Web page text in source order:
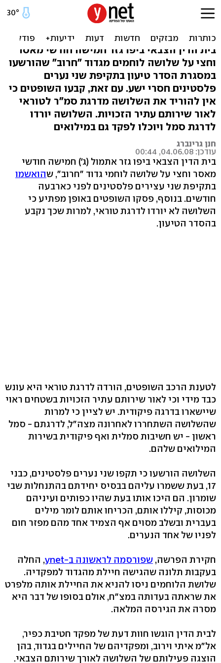
שופט: חיילים שהתעללו לא
יורדו לדרגת טוראי
בית הדין הצבאי ביפו גזר חמישה חודשי מאסר
וחצי על שלושה לוחמים מגדוד "חרוב" שהורשעו
במסגרת הסדר טיעון בתקיפת שני נערים
פלסטינים חסרי ישע. עם זאת, קבעו השופטים כי
אין להוריד את השלושה מדרגת סמ"ר לטוראי
לאור שירותם עתיר הזכויות. השלושה יורדו
לדרגת סמל ויוכלו לפקד גם במילואים
חנן גרינברג
עודכן: 04.06.08, 00:44
בית הדין הצבאי ביפו גזר אתמול (ג') חמישה חודשי
מאסר וחצי על שלושה לוחמי גדוד "חרוב", שהואשמו
בתקיפת שני עצירים פלסטינים לפני כארבעה
חודשים. בנוסף, פסקו השופטים באופן מפתיע כי
השלושה לא יורדו לדרגת טוראי, למרות שכך נקבע
בהסדר הטיעון.
לטענת הרכב השופטים, הורדה לדרגת טוראי היא עונש
כבד מידי וכי לאור שירותם עתיר הזכויות בשטחים ראוי
שיישארו בדרגה פיקודית. יש לציין כי למרות
שהשלושה השתחררו לאחרונה מצה"ל, לדרגתם - סמל
ראשון - יש חשיבות סמלית ואף פיקודית בשירות
המילואים שלהם.
השלושה הורשעו כי תקפו שני נערים פלסטינים, כבני
17, בעת ששמרו עליהם בבסיס יחידתם בהתנחלות שבי
שומרון. הם היכו אותו בעת שהיו כפותים ועיניהם
מכוסות, קיללו אותם, הכריחו אותם לומר מילים
בעברית ובשלב מסוים אף הצמיד אחד מהם מפזר חום
לפניו של אחד הנערים.
חקירת הפרשה, שפורסמה לראשונה ב-ynet
, החלה
בעקבות תלונה שהגישה חיילת מהגדוד למפקדיה.
שלושת הלוחמים ניסו להניא את החיילת אותה מלפרט
את שראתה בעדותה במצ"ח, אולם בסופו של דבר היא
מסרה את הגירסה המלאה.
לבית הדין הוגשו חוות דעת של מפקד חטיבת כפיר,
אל"מ איתי וירוב, ומפקדיהם של החיילים בגדוד, בהן
הוצגה פעילותם של השלושה לאורך שירותם הצבאי.